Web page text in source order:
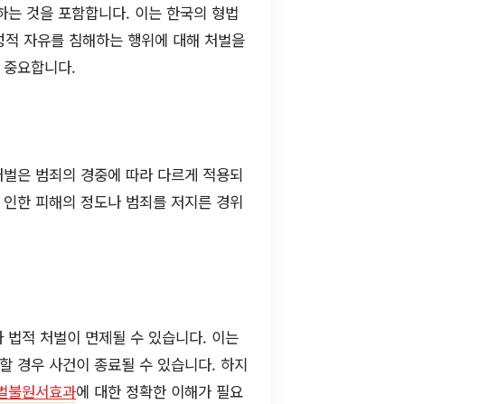
것을 포함합니다. 이는 한국의 형법
자유를 침해하는 행위에 대해 처벌을
요합니다.
은 범죄의 경중에 따라 다르게 적용되
한 피해의 정도나 범죄를 저지른 경위
적 처벌이 면제될 수 있습니다. 이는
경우 사건이 종료될 수 있습니다. 하지
불원서효과에 대한 정확한 이해가 필요